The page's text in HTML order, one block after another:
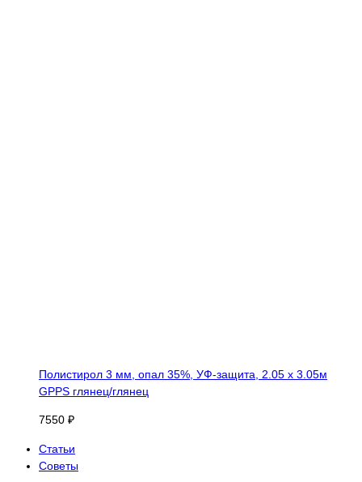
Полистирол 3 мм, опал 35%, УФ-защита, 2.05 х 3.05м
GPPS глянец/глянец
7550 ₽
Статьи
Советы